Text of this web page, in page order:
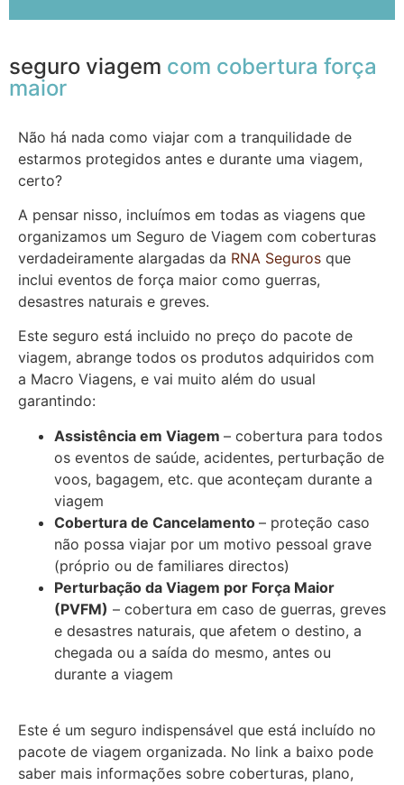
seguro viagem com cobertura força
maior
Não há nada como viajar com a tranquilidade de
estarmos protegidos antes e durante uma viagem,
certo?
A pensar nisso, incluímos em todas as viagens que
organizamos um Seguro de Viagem com coberturas
verdadeiramente alargadas da RNA Seguros que
inclui eventos de força maior como guerras,
desastres naturais e greves.
Este seguro está incluido no preço do pacote de
viagem, abrange todos os produtos adquiridos com
a Macro Viagens, e vai muito além do usual
garantindo:
Assistência em Viagem – cobertura para todos
os eventos de saúde, acidentes, perturbação de
voos, bagagem, etc. que aconteçam durante a
viagem
Cobertura de Cancelamento – proteção caso
não possa viajar por um motivo pessoal grave
(próprio ou de familiares directos)
Perturbação da Viagem por Força Maior
(PVFM) – cobertura em caso de guerras, greves
e desastres naturais, que afetem o destino, a
chegada ou a saída do mesmo, antes ou
durante a viagem
Este é um seguro indispensável que está incluído no
pacote de viagem organizada. No link a baixo pode
saber mais informações sobre coberturas, plano,